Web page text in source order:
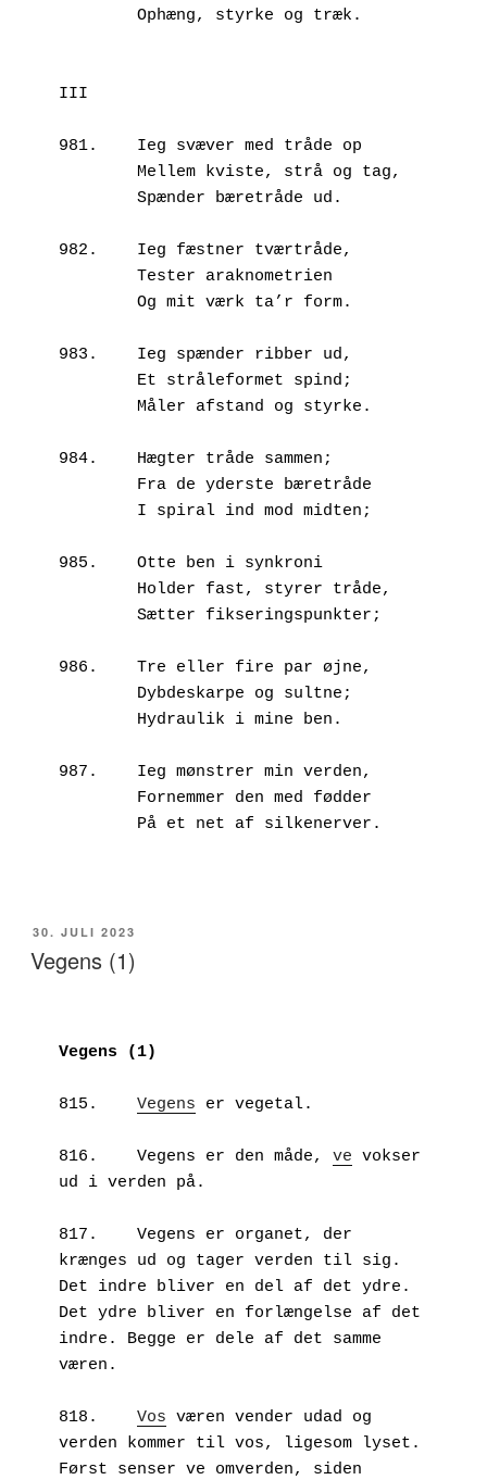
        Ophæng, styrke og træk.
III
981.	Ieg svæver med tråde op
        Mellem kviste, strå og tag,
        Spænder bæretråde ud.
982.	Ieg fæstner tværtråde,
        Tester araknometrien
        Og mit værk ta’r form.
983.	Ieg spænder ribber ud,
        Et stråleformet spind;
        Måler afstand og styrke.
984.	Hægter tråde sammen;
        Fra de yderste bæretråde
        I spiral ind mod midten;
985.	Otte ben i synkroni
        Holder fast, styrer tråde,
        Sætter fikseringspunkter;
986.	Tre eller fire par øjne,
        Dybdeskarpe og sultne;
        Hydraulik i mine ben.
987.	Ieg mønstrer min verden,
        Fornemmer den med fødder
        På et net af silkenerver.
UDGIVET
DEN
30. JULI 2023
Vegens (1)
Vegens (1)
Vegens er vegetal.
816.	Vegens er den måde, ve vokser
ud i verden på.
817.	Vegens er organet, der
krænges ud og tager verden til sig.
Det indre bliver en del af det ydre.
Det ydre bliver en forlængelse af det
indre. Begge er dele af det samme
væren.
Vos væren vender udad og
verden kommer til vos, ligesom lyset.
Først senser ve omverden, siden